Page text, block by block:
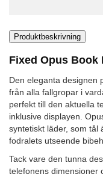
Produktbeskrivning
Fixed Opus Book
Den eleganta designen
från alla fallgropar i
perfekt till den aktuella
inklusive displayen.
syntetiskt läder, som tål
fodralets utseende
Tack vare den tunna
telefonens dimensioner